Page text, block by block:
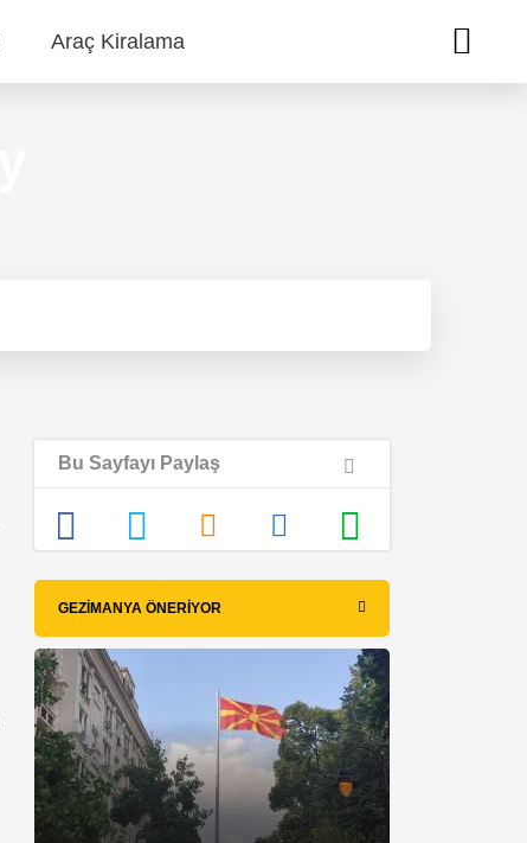
Araç Kiralama
Bu Sayfayı Paylaş
GEZIMANYA ÖNERIYOR